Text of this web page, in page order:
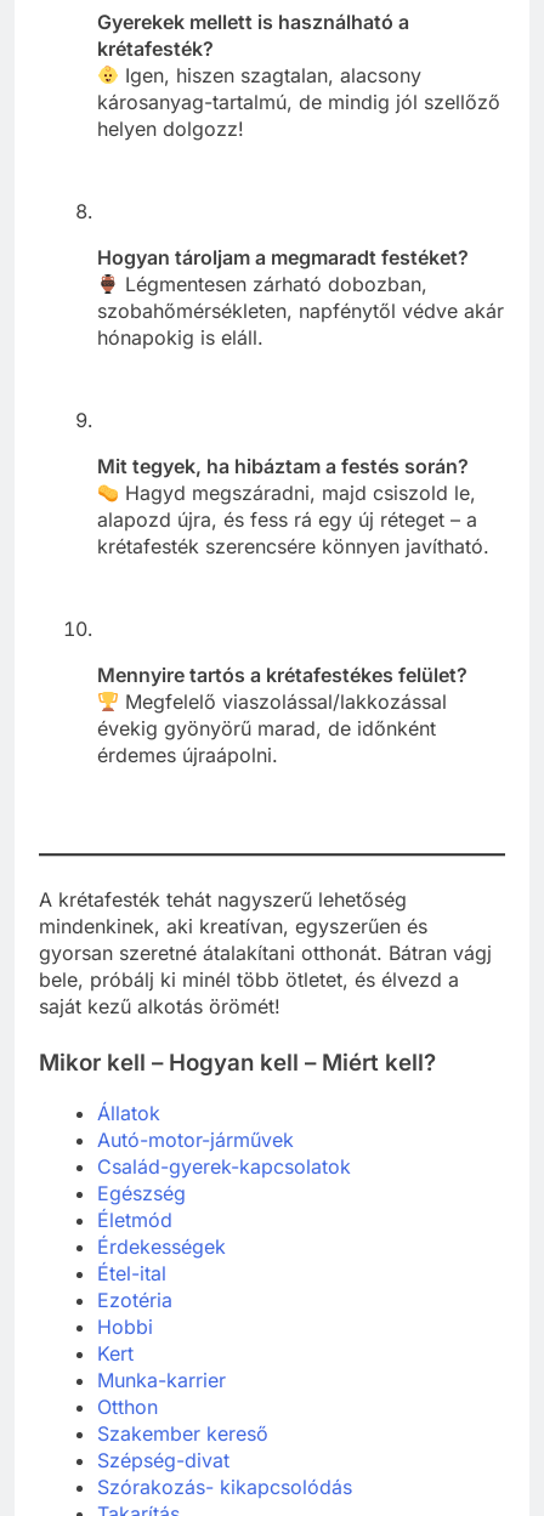
Gyerekek mellett is használható a
krétafesték?
Igen, hiszen szagtalan, alacsony
károsanyag-tartalmú, de mindig jól szellőző
helyen dolgozz!
Hogyan tároljam a megmaradt festéket?
Légmentesen zárható dobozban,
szobahőmérsékleten, napfénytől védve akár
hónapokig is eláll.
Mit tegyek, ha hibáztam a festés során?
Hagyd megszáradni, majd csiszold le,
alapozd újra, és fess rá egy új réteget – a
krétafesték szerencsére könnyen javítható.
Mennyire tartós a krétafestékes felület?
Megfelelő viaszolással/lakkozással
évekig gyönyörű marad, de időnként
érdemes újraápolni.
A krétafesték tehát nagyszerű lehetőség
mindenkinek, aki kreatívan, egyszerűen és
gyorsan szeretné átalakítani otthonát. Bátran vágj
bele, próbálj ki minél több ötletet, és élvezd a
saját kezű alkotás örömét!
Mikor kell – Hogyan kell – Miért kell?
Állatok
Autó-motor-járművek
Család-gyerek-kapcsolatok
Egészség
Életmód
Érdekességek
Étel-ital
Ezotéria
Hobbi
Kert
Munka-karrier
Otthon
Szakember kereső
Szépség-divat
Szórakozás- kikapcsolódás